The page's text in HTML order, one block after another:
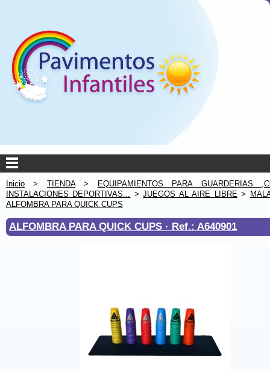
Inicio > TIENDA>
EQUIPAMIENTOS PARA GUARDERIAS
INSTALACIONES DEPORTIVAS... >JUEGOS AL AIRE LIBRE>
ALFOMBRA PARA QUICK CUPS
ALFOMBRA PARA QUICK CUPS · Ref.: A640901